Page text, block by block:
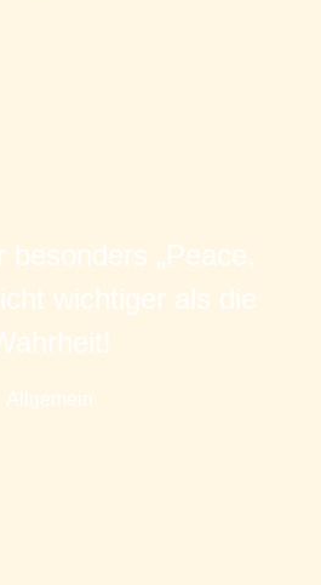
besonders „Peace,
wichtiger als die
Allgemein